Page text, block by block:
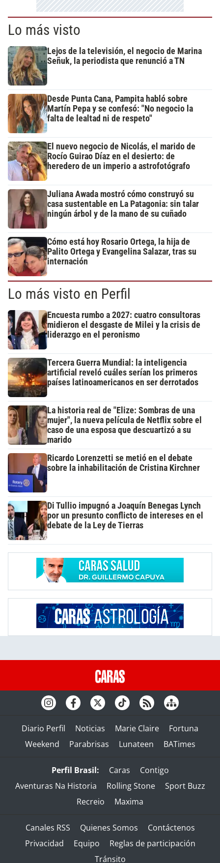
Lo más visto
Lejos de la televisión, el negocio de Marina
Señuk, la periodista que renunció a TN
Desde Punta Cana, Pampita habló sobre
Martín Pepa y se confesó: "No negocio la
falta de lealtad ni de respeto"
El nuevo negocio de Nicolás, el marido de
Rocío Guirao Díaz en el desierto: de
heredero de un imperio a astrofotógrafo
Juliana Awada mostró cómo construyó su
casa sustentable en La Patagonia: sin talar
ningún árbol y de la mano de su cuñado
Cómo está hoy Rosario Ortega, la hija de
Palito Ortega y Evangelina Salazar, tras su
internación
Lo más visto en Perfil
Encuesta rumbo a 2027: cuatro consultoras
midieron el desgaste de Milei y la crisis de
liderazgo en el peronismo
Tercera Guerra Mundial: la inteligencia
artificial reveló cuáles serían los primeros
países latinoamericanos en ser derrotados
La historia real de "Elize: Sombras de una
mujer", la nueva película de Netflix sobre el
caso de una esposa que descuartizó a su
marido
Ricardo Lorenzetti se metió en el debate
sobre la inhabilitación de Cristina Kirchner
Di Tullio impugnó a Joaquín Benegas Lynch
por un presunto conflicto de intereses en el
debate de la Ley de Tierras
Diario Perfil Noticias Marie Claire
Fortuna
Weekend
Parabrisas Lunateen BATimes
Perfil Brasil: Caras
Contigo
Aventuras Na Historia
Rolling Stone
Sport Buzz
Recreio
Maxima
Canales RSS Quienes Somos
Contáctenos
Privacidad
Equipo
Reglas de participación
Tránsito